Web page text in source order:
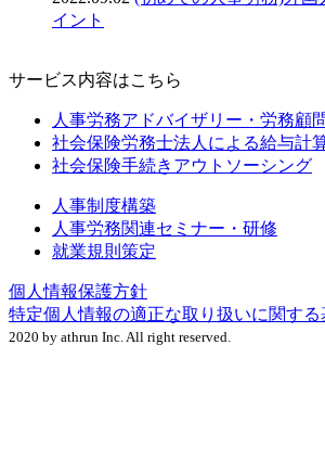
イント
サービス内容はこちら
人事労務アドバイザリー・労務顧
社会保険労務士法人による給与計
社会保険手続きアウトソーシング
人事制度構築
人事労務関連セミナー・研修
就業規則策定
個人情報保護方針
特定個人情報の適正な取り扱いに関する
2020 by athrun Inc. All right reserved.